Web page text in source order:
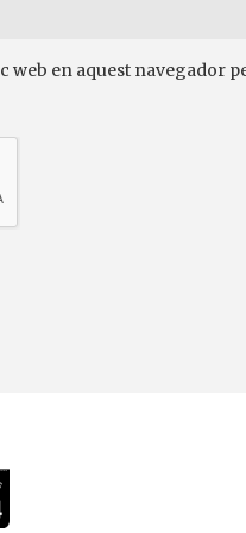
web en aquest navegador